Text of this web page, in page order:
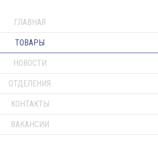
ГЛАВНАЯ
ТОВАРЫ
НОВОСТИ
ОТДЕЛЕНИЯ
КОНТАКТЫ
ВАКАНСИИ